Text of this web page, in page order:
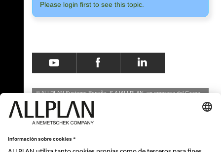
Please login first to see this topic.
© ALLPLAN Systems España, S.A ALLPLAN, un empresa delGrupo
Nemetschek